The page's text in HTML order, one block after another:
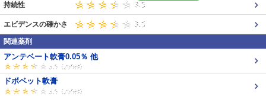
持続性
エビデンスの確かさ
関連薬剤
アンテベート軟膏0.05％ 他
ドボベット軟膏